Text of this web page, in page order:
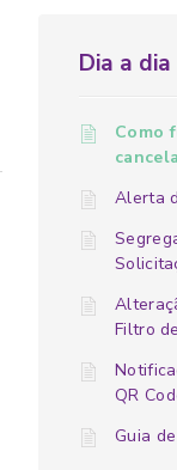
Dia a
Como
Alerta
Filtro
QR
Guia